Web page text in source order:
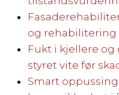
og rehabilitering
Fukt i kjellere og
styret vite før
Smart